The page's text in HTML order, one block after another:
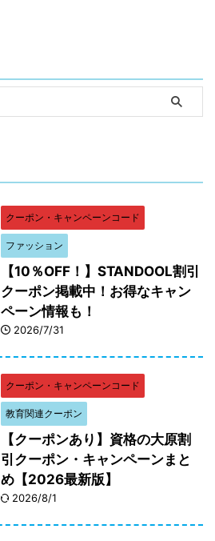
クーポン・キャンペーンコード
ファッション
【10％OFF！】STANDOOL割引
クーポン掲載中！お得なキャン
ペーン情報も！
2026/7/31
クーポン・キャンペーンコード
教育関連クーポン
【クーポンあり】資格の大原割
引クーポン・キャンペーンまと
め【2026最新版】
2026/8/1